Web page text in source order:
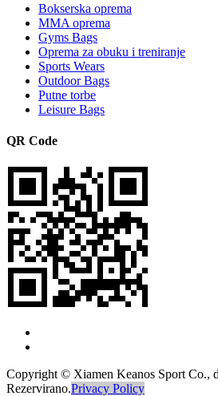
Bokserska oprema
MMA oprema
Gyms Bags
Oprema za obuku i treniranje
Sports Wears
Outdoor Bags
Putne torbe
Leisure Bags
QR Code
Copyright © Xiamen Keanos Sport Co.,
Rezervirano.Privacy Policy